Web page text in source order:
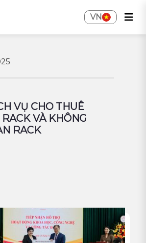
VN
VỤ CHO THUÊ
VÀ KHÔNG
RACK